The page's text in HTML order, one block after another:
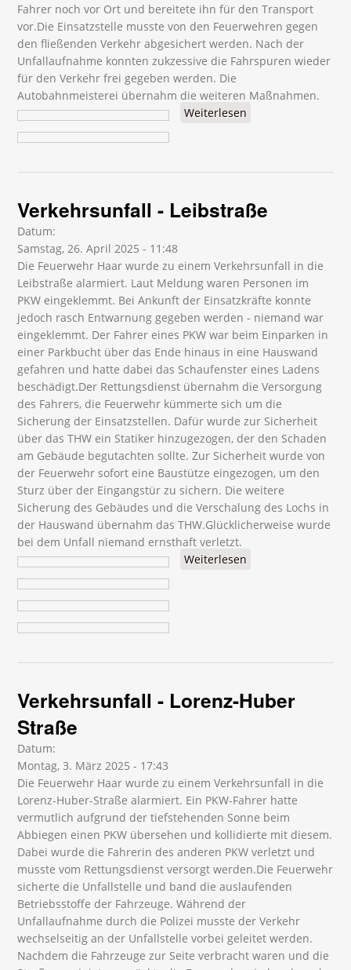
Fahrer noch vor Ort und bereitete ihn für den Transport
vor.Die Einsatzstelle musste von den Feuerwehren gegen
den fließenden Verkehr abgesichert werden. Nach der
Unfallaufnahme konnten zukzessive die Fahrspuren wieder
für den Verkehr frei gegeben werden. Die
Autobahnmeisterei übernahm die weiteren Maßnahmen.
Weiterlesen
Verkehrsunfall - Leibstraße
Datum:
Samstag, 26. April 2025 - 11:48
Die Feuerwehr Haar wurde zu einem Verkehrsunfall in die
Leibstraße alarmiert. Laut Meldung waren Personen im
PKW eingeklemmt. Bei Ankunft der Einsatzkräfte konnte
jedoch rasch Entwarnung gegeben werden - niemand war
eingeklemmt. Der Fahrer eines PKW war beim Einparken in
einer Parkbucht über das Ende hinaus in eine Hauswand
gefahren und hatte dabei das Schaufenster eines Ladens
beschädigt.Der Rettungsdienst übernahm die Versorgung
des Fahrers, die Feuerwehr kümmerte sich um die
Sicherung der Einsatzstellen. Dafür wurde zur Sicherheit
über das THW ein Statiker hinzugezogen, der den Schaden
am Gebäude begutachten sollte. Zur Sicherheit wurde von
der Feuerwehr sofort eine Baustütze eingezogen, um den
Sturz über der Eingangstür zu sichern. Die weitere
Sicherung des Gebäudes und die Verschalung des Lochs in
der Hauswand übernahm das THW.Glücklicherweise wurde
bei dem Unfall niemand ernsthaft verletzt.
Weiterlesen
Verkehrsunfall - Lorenz-Huber
Straße
Datum:
Montag, 3. März 2025 - 17:43
Die Feuerwehr Haar wurde zu einem Verkehrsunfall in die
Lorenz-Huber-Straße alarmiert. Ein PKW-Fahrer hatte
vermutlich aufgrund der tiefstehenden Sonne beim
Abbiegen einen PKW übersehen und kollidierte mit diesem.
Dabei wurde die Fahrerin des anderen PKW verletzt und
musste vom Rettungsdienst versorgt werden.Die Feuerwehr
sicherte die Unfallstelle und band die auslaufenden
Betriebsstoffe der Fahrzeuge. Während der
Unfallaufnahme durch die Polizei musste der Verkehr
wechselseitig an der Unfallstelle vorbei geleitet werden.
Nachdem die Fahrzeuge zur Seite verbracht waren und die